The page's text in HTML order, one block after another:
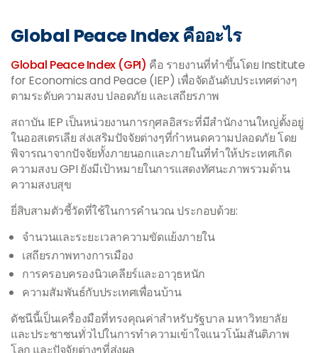
Global Peace Index คืออะไร
Global Peace Index (GPI) คือ รายงานที่ทำขึ้นโดย Institute
for Economics and Peace (IEP) เพื่อจัดอันดับประเทศต่างๆ
ตามระดับความสงบ ปลอดภัย และเสถียรภาพ
สถาบัน IEP เป็นหน่วยงานการกุศลอิสระที่มีสำนักงานใหญ่ตั้งอยู่
ในออสเตรเลีย ส่งเสริมปัจจัยต่างๆที่กำหนดความปลอดภัย โดย
พิจารณาจากปัจจัยทั้งภายนอกและภายในที่ทำให้ประเทศเกิด
ความสงบ GPI ยังมีเป้าหมายในการแสดงทัศนะภาพรวมด้าน
ความสงบสุข
ยี่สิบสามตัวชี้วัดที่ใช้ในการคำนวณ ประกอบด้วย:
จำนวนและระยะเวลาความขัดแย้งภายใน
เสถียรภาพทางการเมือง
การครอบครองนิวเคลียร์และอาวุธหนัก
ความสัมพันธ์กับประเทศเพื่อนบ้าน
ดัชนีนี้เป็นเครื่องมือที่ทรงคุณค่าสำหรับรัฐบาล มหาวิทยาลัย
และประชาชนทั่วไปในการทำความเข้าใจแนวโน้มสันติภาพ